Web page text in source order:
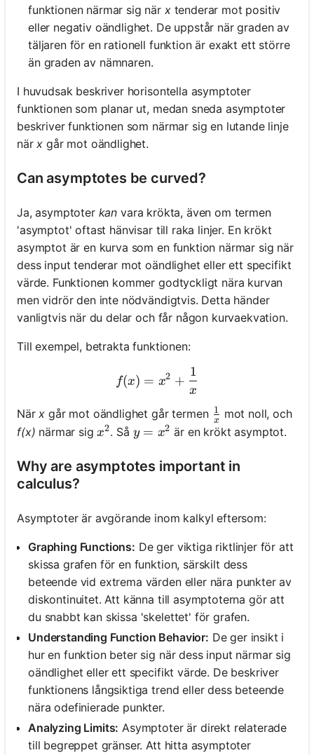
funktionen närmar sig när xtenderar mot positiv
eller negativ oändlighet. De uppstår när graden av
täljaren för en rationell funktion är exakt ett större
än graden av nämnaren.
I huvudsak beskriver horisontella asymptoter
funktionen som planar ut, medan sneda asymptoter
beskriver funktionen som närmar sig en lutande linje
när x går mot oändlighet.
Can asymptotes be curved?
Ja, asymptoter kan vara krökta, även om termen
'asymptot' oftast hänvisar till raka linjer. En krökt
asymptot är en kurva som en funktion närmar sig när
dess input tenderar mot oändlighet eller ett specifikt
värde. Funktionen kommer godtyckligt nära kurvan
men vidrör den inte nödvändigtvis. Detta händer
vanligtvis när du delar och får någon kurvaekvation.
Till exempel, betrakta funktionen:
f(x) = x^2 + \frac{1}{x}
f(x) = x2 +
x
1
När x går mot oändlighet går termen \frac{1}{x}
x
1
mot noll, och
f(x) närmar sigx^2
x2. Så y = x^2
y = x2 är en krökt asymptot.
Why are asymptotes important in
calculus?
Asymptoter är avgörande inom kalkyl eftersom:
Graphing Functions: De ger viktiga riktlinjer för att
skissa grafen för en funktion, särskilt dess
beteende vid extrema värden eller nära punkter av
diskontinuitet. Att känna till asymptoterna gör att
du snabbt kan skissa 'skelettet' för grafen.
Understanding Function Behavior: De ger insikt i
hur en funktion beter sig när dess input närmar sig
oändlighet eller ett specifikt värde. De beskriver
funktionens långsiktiga trend eller dess beteende
nära odefinierade punkter.
Analyzing Limits: Asymptoter är direkt relaterade
till begreppet gränser. Att hitta asymptoter